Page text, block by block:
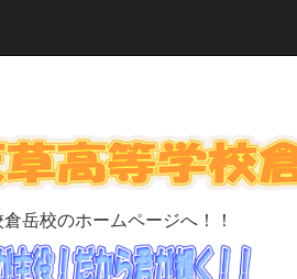
岳校のホームページへ！！